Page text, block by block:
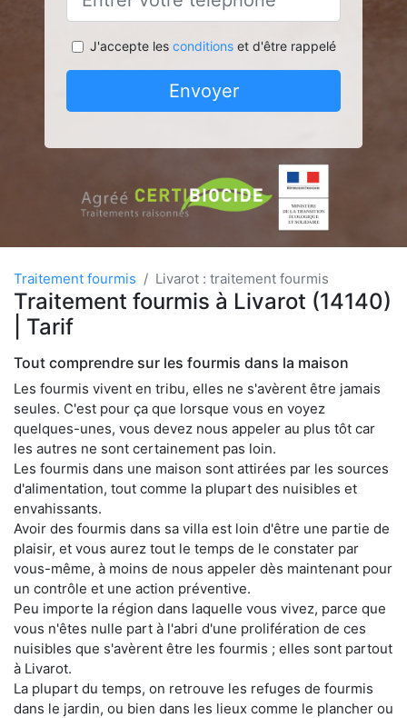
J'accepte les conditionset d'être rappelé
Envoyer
Traitement fourmis Livarot : traitement fourmis
Traitement fourmis à Livarot (14140)
| Tarif
Tout comprendre sur les fourmis dans la maison
Les fourmis vivent en tribu, elles ne s'avèrent être jamais
seules. C'est pour ça que lorsque vous en voyez
quelques-unes, vous devez nous appeler au plus tôt car
les autres ne sont certainement pas loin.
Les fourmis dans une maison sont attirées par les sources
d'alimentation, tout comme la plupart des nuisibles et
envahissants.
Avoir des fourmis dans sa villa est loin d'être une partie de
plaisir, et vous aurez tout le temps de le constater par
vous-même, à moins de nous appeler dès maintenant pour
un contrôle et une action préventive.
Peu importe la région dans laquelle vous vivez, parce que
vous n'êtes nulle part à l'abri d'une prolifération de ces
nuisibles que s'avèrent être les fourmis ; elles sont partout
à Livarot.
La plupart du temps, on retrouve les refuges de fourmis
dans le jardin, ou bien dans les lieux comme le plancher ou